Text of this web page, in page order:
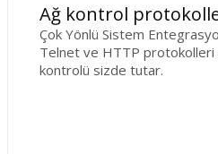
Ağ kontrol
Çok Yönlü Sistem
Telnet ve HTTP protokolleri
kontrolü sizde tutar.